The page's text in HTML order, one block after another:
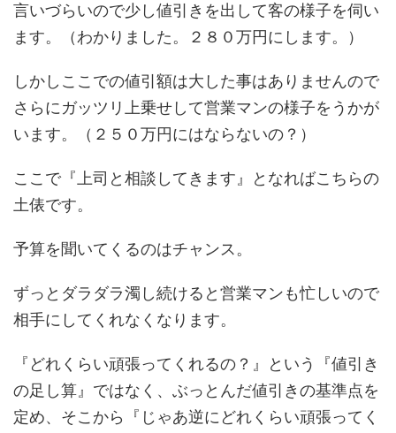
言いづらいので少し値引きを出して客の様子を伺い
ます。（わかりました。２８０万円にします。）
しかしここでの値引額は大した事はありませんので
さらにガッツリ上乗せして営業マンの様子をうかが
います。（２５０万円にはならないの？）
ここで『上司と相談してきます』となればこちらの
土俵です。
予算を聞いてくるのはチャンス。
ずっとダラダラ濁し続けると営業マンも忙しいので
相手にしてくれなくなります。
『どれくらい頑張ってくれるの？』という『値引き
の足し算』ではなく、ぶっとんだ値引きの基準点を
定め、そこから『じゃあ逆にどれくらい頑張ってく